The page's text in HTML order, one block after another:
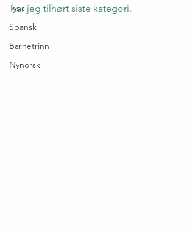
Tysk
Spansk
Barnetrinn
Nynorsk
har jeg tilhørt siste kategori.